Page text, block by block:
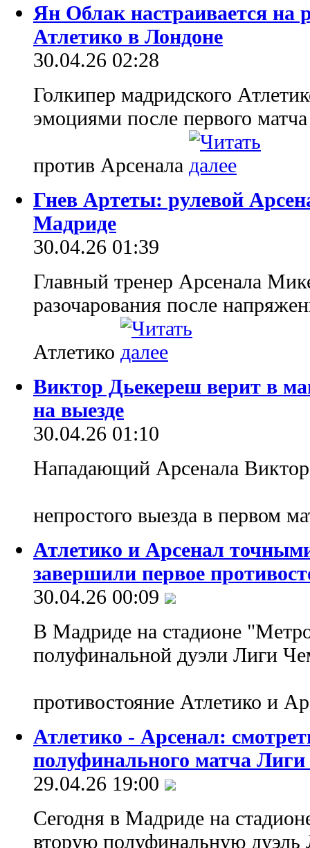
Ян Облак настраивается
Атлетико в Лондоне
30.04.26 02:28
Голкипер мадридского
эмоциями после первого
против Арсенала
Гнев Артеты: рулевой
Мадриде
30.04.26 01:39
Главный тренер Арсенала
разочарования после
Атлетико
Виктор Дьекереш верит в
на выезде
30.04.26 01:10
Нападающий Арсенала
непростого выезда в первом
Атлетико и Арсенал
завершили первое
30.04.26 00:09
В Мадриде на стадионе
полуфинальной дуэли Лиги
противостояние Атлетико и
Атлетико - Арсенал:
полуфинального матча
29.04.26 19:00
Сегодня в Мадриде на
вторую полуфинальную